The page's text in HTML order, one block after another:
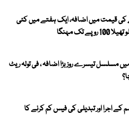
کی قیمت میں اضافہ، ایک ہفتے میں کئی
مسلسل تیسرے روز بڑا اضافہ ، فی تولہ ریٹ
کے اجرا اور تبدیلی کی فیس کم کرنے کا